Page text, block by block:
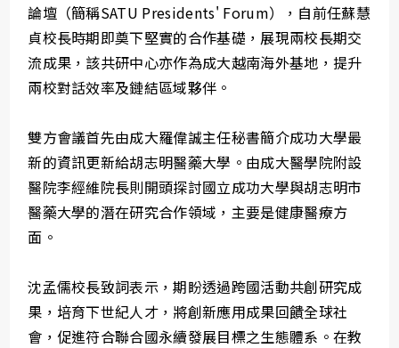
論壇（簡稱SATU Presidents' Forum），自前任蘇慧
貞校長時期即奠下堅實的合作基礎，展現兩校長期交
流成果，該共研中心亦作為成大越南海外基地，提升
兩校對話效率及鏈結區域夥伴。
雙方會議首先由成大羅偉誠主任秘書簡介成功大學最
新的資訊更新給胡志明醫藥大學。由成大醫學院附設
醫院李經維院長則開頭探討國立成功大學與胡志明市
醫藥大學的潛在研究合作領域，主要是健康醫療方
面。
沈孟儒校長致詞表示，期盼透過跨國活動共創研究成
果，培育下世紀人才，將創新應用成果回饋全球社
會，促進符合聯合國永續發展目標之生態體系。在教